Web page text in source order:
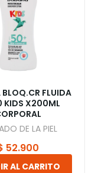
BLOQ.CR FLUIDA
KIDS X200ML
DE LA PIEL
52.900
AL CARRITO